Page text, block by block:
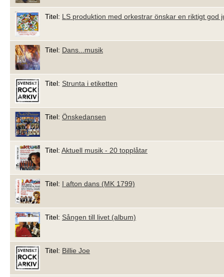
Titel: LS produktion med orkestrar önskar en riktigt god
Titel: Dans...musik
Titel: Strunta i etiketten
Titel: Önskedansen
Titel: Aktuell musik - 20 topplåtar
Titel: I afton dans (MK 1799)
Titel: Sången till livet (album)
Titel: Billie Joe